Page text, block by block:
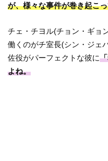
が、様々な事件が巻き起こ
チェ・チヨル(チョン・ギョ
働くのがチ室長(シン・ジェ
佐役がパーフェクトな彼に
よね。